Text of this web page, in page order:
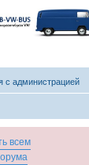
с администрацией
всем